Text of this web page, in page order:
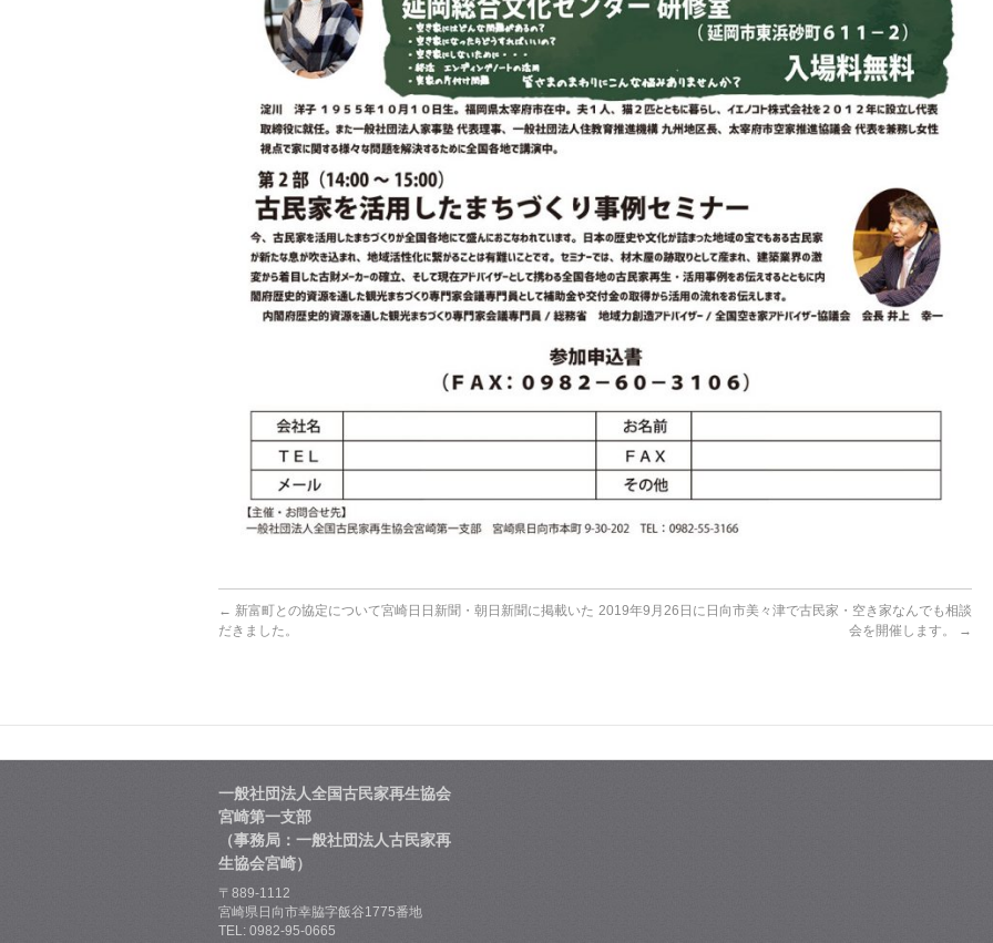
← 新富町との協定について宮崎日日新聞・朝日新聞に掲載いた
だきました。
2019年9月26日に日向市美々津で古民家・空き家なんでも相談
会を開催します。
→
一般社団法人全国古民家再生協会
宮崎第一支部
（事務局：一般社団法人古民家再
生協会宮崎）
〒889-1112
宮崎県日向市幸脇字飯谷1775番地
TEL: 0982-95-0665